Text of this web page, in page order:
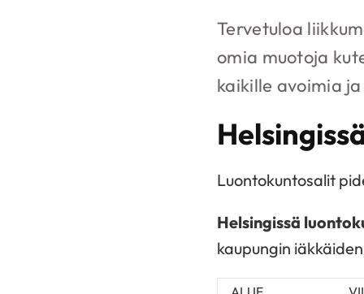
Tervetuloa
omia muotoja
kaikille avoimia
Luontokuntosalit
Helsingissä
kaupungin